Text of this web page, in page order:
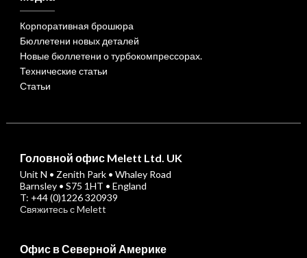
Корпоративная брошюра
Бюллетени новых деталей
Новые бюллетени о турбокомпрессорах.
Технические статьи
Статьи
Головной офис Melett Ltd. UK
Unit N • Zenith Park • Whaley Road
Barnsley • S75 1HT • England
T: +44 (0)1226 320939
Свяжитесь с Melett
Офис в Северной Америке